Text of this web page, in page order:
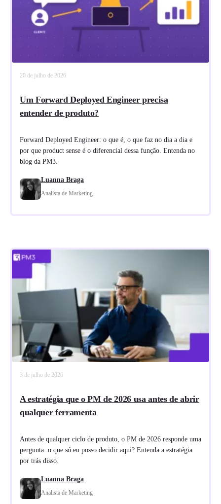
20 de julho de 2026
Um Forward Deployed Engineer precisa
entender de produto?
Forward Deployed Engineer: o que é, o que faz no dia a dia e
por que product sense é o diferencial dessa função. Entenda no
blog da PM3.
Luanna Braga
Analista de Marketing
3 de julho de 2026
A estratégia que o PM de 2026 usa antes de abrir
qualquer ferramenta
Antes de qualquer ciclo de produto, o PM de 2026 responde uma
pergunta: o que só eu posso decidir aqui? Entenda a estratégia
por trás disso.
Luanna Braga
Analista de Marketing